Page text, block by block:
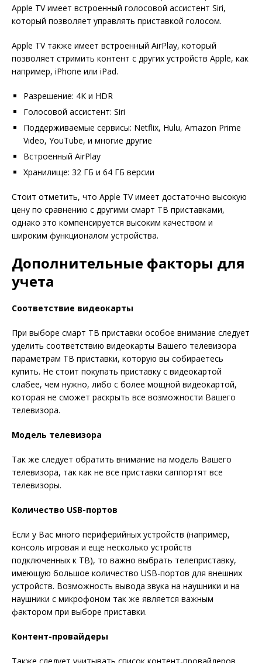
Apple TV имеет встроенный голосовой ассистент Siri,
который позволяет управлять приставкой голосом.
Apple TV также имеет встроенный AirPlay, который
позволяет стримить контент с других устройств Apple, как
например, iPhone или iPad.
Разрешение: 4K и HDR
Голосовой ассистент: Siri
Поддерживаемые сервисы: Netflix, Hulu, Amazon Prime
Video, YouTube, и многие другие
Встроенный AirPlay
Хранилище: 32 ГБ и 64 ГБ версии
Стоит отметить, что Apple TV имеет достаточно высокую
цену по сравнению с другими смарт ТВ приставками,
однако это компенсируется высоким качеством и
широким функционалом устройства.
Дополнительные факторы для
учета
Соответствие видеокарты
При выборе смарт ТВ приставки особое внимание следует
уделить соответствию видеокарты Вашего телевизора
параметрам ТВ приставки, которую вы собираетесь
купить. Не стоит покупать приставку с видеокартой
слабее, чем нужно, либо с более мощной видеокартой,
которая не сможет раскрыть все возможности Вашего
телевизора.
Модель телевизора
Так же следует обратить внимание на модель Вашего
телевизора, так как не все приставки саппортят все
телевизоры.
Количество USB-портов
Если у Вас много периферийных устройств (например,
консоль игровая и еще несколько устройств
подключенных к ТВ), то важно выбрать телеприставку,
имеющую большое количество USB-портов для внешних
устройств. Возможность вывода звука на наушники и на
наушники с микрофоном так же является важным
фактором при выборе приставки.
Контент-провайдеры